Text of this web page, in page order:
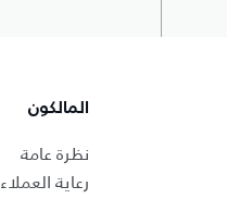
المالكون
نظرة عامة
رعاية العملاء